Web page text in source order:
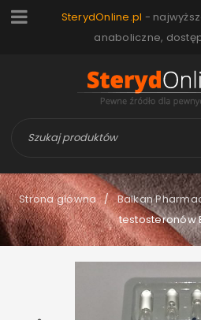
SterydOnline.pl -
anaboliczne,
Strona główna / Balkan
testosteronów